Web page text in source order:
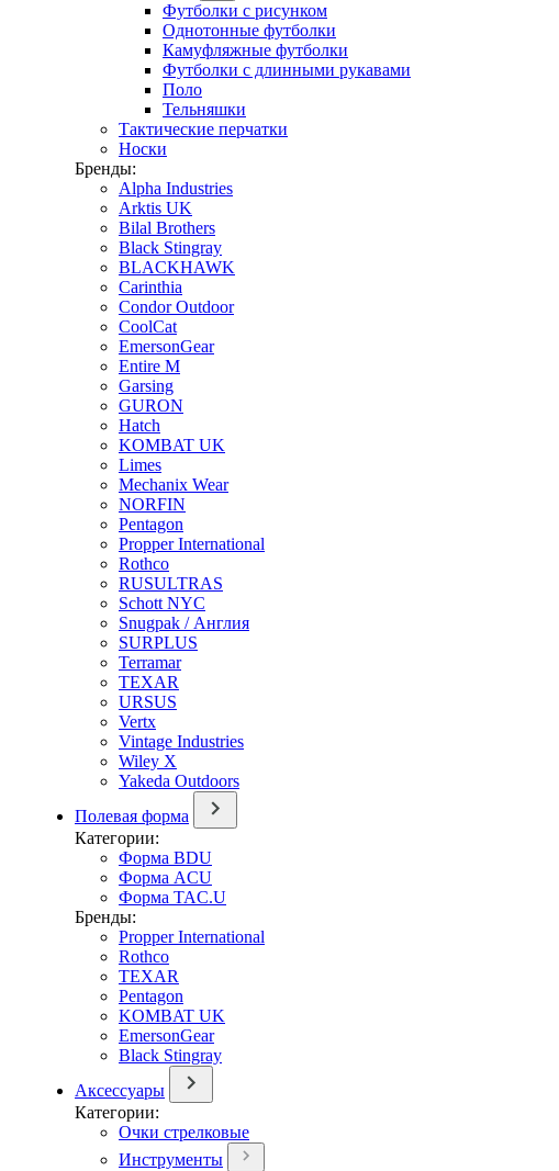
Футболки с рисунком
Однотонные футболки
Камуфляжные футболки
Футболки с длинными рукавами
Поло
Тельняшки
Тактические перчатки
Носки
Бренды:
Alpha Industries
Arktis UK
Bilal Brothers
Black Stingray
BLACKHAWK
Carinthia
Condor Outdoor
CoolCat
EmersonGear
Entire M
Garsing
GURON
Hatch
KOMBAT UK
Limes
Mechanix Wear
NORFIN
Pentagon
Propper International
Rothco
RUSULTRAS
Schott NYC
Snugpak / Англия
SURPLUS
Terramar
TEXAR
URSUS
Vertx
Vintage Industries
Wiley X
Yakeda Outdoors
Полевая форма
Категории:
Форма BDU
Форма ACU
Форма TAC.U
Бренды:
Propper International
Rothco
TEXAR
Pentagon
KOMBAT UK
EmersonGear
Black Stingray
Аксессуары
Категории:
Очки стрелковые
Инструменты